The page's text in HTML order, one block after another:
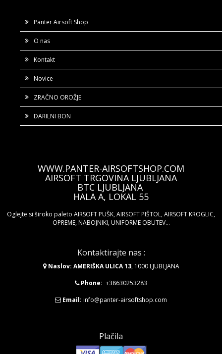
Panter Airsoft Shop
O nas
Kontakt
Novice
ZRAČNO OROŽJE
DARILNI BON
WWW.PANTER-AIRSOFTSHOP.COM
AIRSOFT TRGOVINA LJUBLJANA
BTC LJUBLJANA
HALA A, LOKAL 55
Oglejte si široko paleto AIRSOFT PUŠK, AIRSOFT PIŠTOL, AIRSOFT KROGLIC,
OPREME, NABOJNIKI, UNIFORME OBUTEV...
Kontaktirajte nas :
Naslov: AMERIŠKA ULICA 13, 1000 LJUBLJANA
Phone: +38630253283
Email: info@panter-airsoftshop.com
Plačila